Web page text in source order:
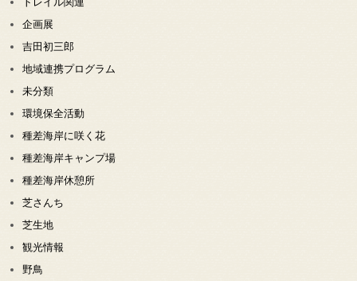
企画展
吉田初三郎
地域連携プログラム
未分類
環境保全活動
種差海岸に咲く花
種差海岸キャンプ場
種差海岸休憩所
芝さんち
芝生地
観光情報
野鳥